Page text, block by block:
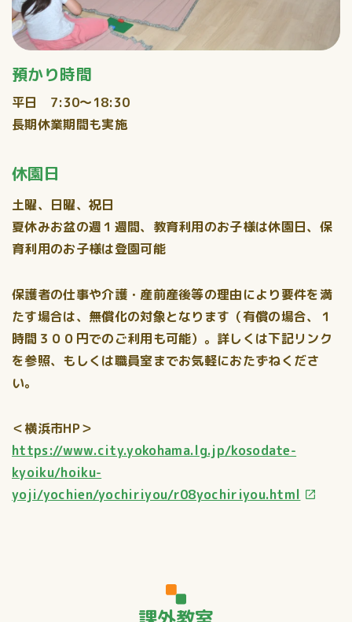
預かり時間
平日 7:30〜18:30
長期休業期間も実施
休園日
土曜、日曜、祝日
夏休みお盆の週１週間、教育利用のお子様は休園日、保
育利用のお子様は登園可能
保護者の仕事や介護・産前産後等の理由により要件を満
たす場合は、無償化の対象となります（有償の場合、１
時間３００円でのご利用も可能）。詳しくは下記リンク
を参照、もしくは職員室までお気軽におたずねくださ
い。
＜横浜市HP＞
https://www.city.yokohama.lg.jp/kosodate-
kyoiku/hoiku-
yoji/yochien/yochiriyou/r08yochiriyou.html